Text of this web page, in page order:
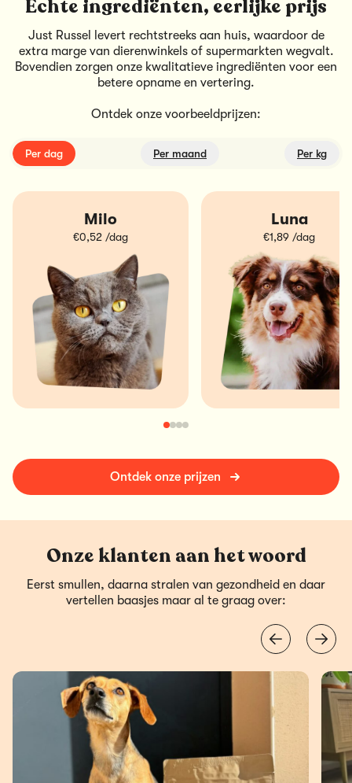
Echte ingrediënten, eerlijke prijs
Just Russel levert rechtstreeks aan huis, waardoor de
extra marge van dierenwinkels of supermarkten wegvalt.
Bovendien zorgen onze kwalitatieve ingrediënten voor een
betere opname en vertering.
Ontdek onze voorbeeldprijzen:
Per dag Per maand Per kg
Milo
€0,52 /dag
Luna
€1,89 /dag
Ontdek onze prijzen
Onze klanten aan het woord
Eerst smullen, daarna stralen van gezondheid en daar
vertellen baasjes maar al te graag over: